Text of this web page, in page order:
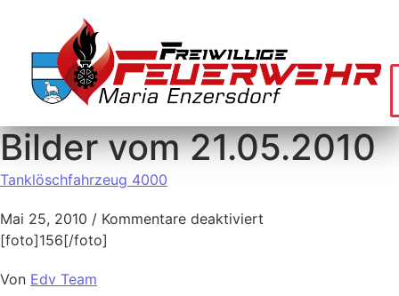
Bilder vom 21.05.2010
Tanklöschfahrzeug 4000
Mai 25, 2010 / Kommentare deaktiviert
[foto]156[/foto]
Von Edv Team